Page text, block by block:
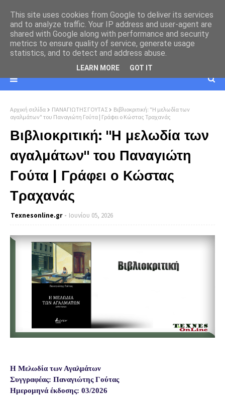
Αρχική σελίδα ΠΑΝΑΓΙΩΤΗΣ ΓΟΥΤΑΣ
Βιβλιοκριτική: "Η μελωδία των
αγαλμάτων" του Παναγιώτη Γούτα | Γράφει ο Κώστας Τραχανάς
Βιβλιοκριτική: "Η μελωδία των
αγαλμάτων" του Παναγιώτη
Γούτα | Γράφει ο Κώστας
Τραχανάς
Texnesοnline.gr Ιουνίου 05, 2026
Η Μελωδία των Αγαλμάτων
Συγγραφέας: Παναγιώτης Γούτας
Ημερομηνά έκδοσης: 03/2026
This site uses cookies from Google to deliver its services
and to analyze traffic. Your IP address and user-agent are
shared with Google along with performance and security
metrics to ensure quality of service, generate usage
statistics, and to detect and address abuse.
LEARN MORE GOT IT